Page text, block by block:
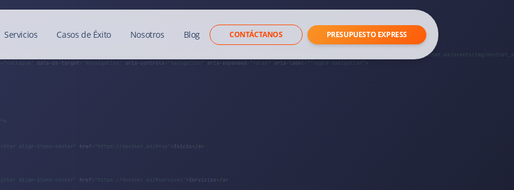
Servicios Casos de Éxito Nosotros Blog CONTÁCTANOS PRESUPUESTO EXPRESS